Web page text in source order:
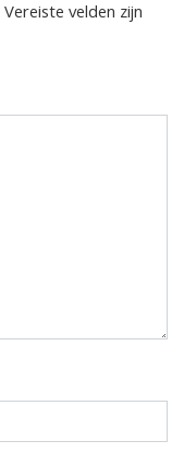
Vereiste velden zijn